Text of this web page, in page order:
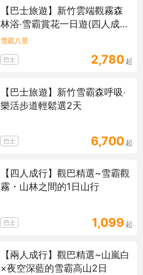
【巴士旅遊】新竹雲端觀霧森
林浴·雪霸賞花一日遊(四人成
行)
雪霸八景
巴士 2,780 起
【巴士旅遊】新竹雪霸森呼吸‧
樂活步道輕鬆選2天
巴士 6,700 起
【四人成行】觀巴精選~雪霸觀
霧・山林之間的1日山行
巴士 1,099 起
【兩人成行】觀巴精選~山嵐白
×夜空深藍的雪霸高山2日